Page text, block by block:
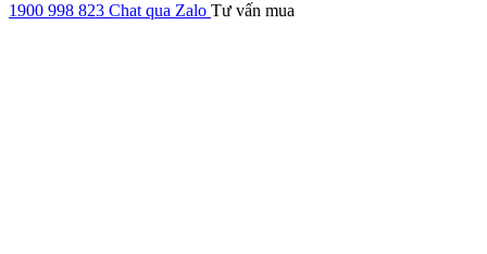
1900 998 823 Chat qua Zalo Tư vấn mua